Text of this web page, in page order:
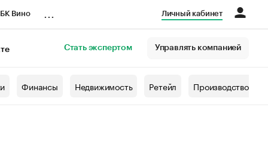
Вино Личный кабинет
Стать экспертом Управлять компанией
Финансы Недвижимость Ретейл Производство